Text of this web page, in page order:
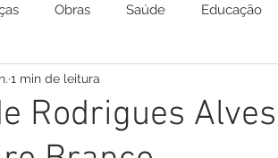
Obras Saúde Educação
e Governo
Campanhas Datas Comemorativas
Rodrigues
1 min de leitura